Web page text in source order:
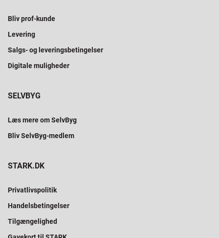
Bliv prof-kunde
Levering
Salgs- og leveringsbetingelser
Digitale muligheder
SELVBYG
Læs mere om SelvByg
Bliv SelvByg-medlem
STARK.DK
Privatlivspolitik
Handelsbetingelser
Tilgængelighed